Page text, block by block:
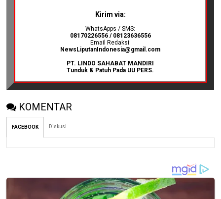
Kirim via:
WhatsApps / SMS:
08170226556 / 08123636556
Email Redaksi:
NewsLiputanIndonesia@gmail.com
PT. LINDO SAHABAT MANDIRI
Tunduk & Patuh Pada UU PERS.
KOMENTAR
FACEBOOK Diskusi